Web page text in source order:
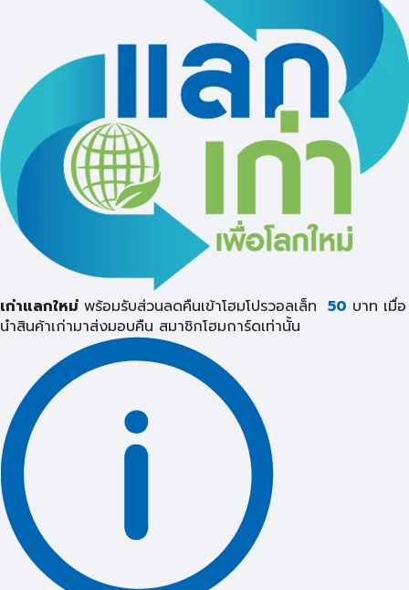
เก่าแลกใหม่ พร้อมรับส่วนลดคืนเข้าโฮมโปรวอลเล็ท 50 บาท เมื่อ
นำสินค้าเก่ามาส่งมอบคืน สมาชิกโฮมการ์ดเท่านั้น